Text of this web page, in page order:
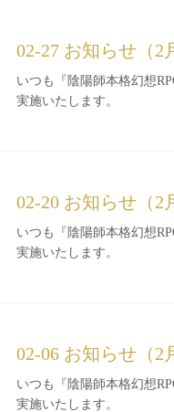
02-27 お知らせ（2
いつも『陰陽師本格幻想RPG』をご利
実施いたします。
02-20 お知らせ（2
いつも『陰陽師本格幻想RPG』をご利
実施いたします。
02-06 お知らせ（2
いつも『陰陽師本格幻想RPG』をご利
実施いたします。